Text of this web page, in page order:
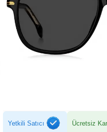
Yetkili Satıcı Ücretsiz